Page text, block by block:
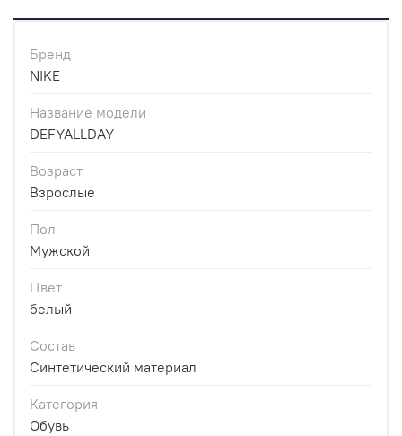
Бренд
NIKE
Название модели
DEFYALLDAY
Возраст
Взрослые
Пол
Мужской
Цвет
белый
Состав
Синтетический материал
Категория
Обувь